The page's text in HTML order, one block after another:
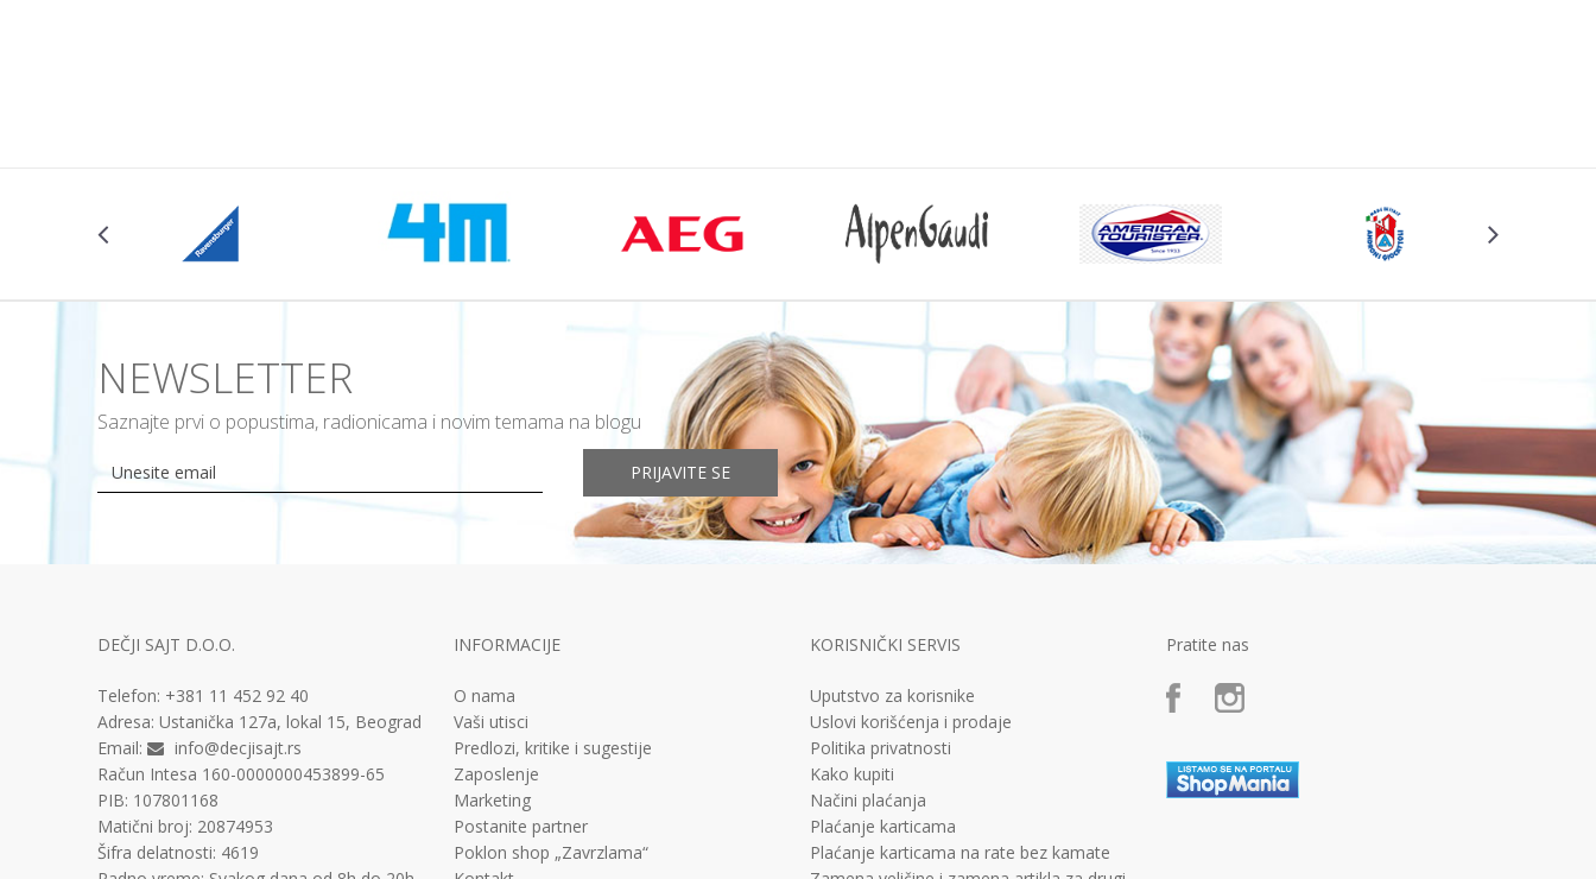
NEWSLETTER
Saznajte prvi o popustima, radionicama i novim temama na blogu
PRIJAVITE SE
DEČJI SAJT D.O.O.
Telefon: +381 11 452 92 40
Adresa: Ustanička 127a, lokal 15, Beograd
Email:
info@decjisajt.rs
Račun Intesa 160-0000000453899-65
PIB: 107801168
Matični broj: 20874953
Šifra delatnosti: 4619
INFORMACIJE
O nama
Vaši utisci
Predlozi, kritike i sugestije
Zaposlenje
Marketing
Postanite partner
Poklon shop „Zavrzlama“
KORISNIČKI SERVIS
Uputstvo za korisnike
Uslovi korišćenja i prodaje
Politika privatnosti
Kako kupiti
Načini plaćanja
Plaćanje karticama
Plaćanje karticama na rate bez kamate
Pratite nas